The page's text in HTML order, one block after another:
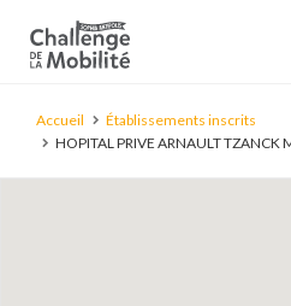
Accueil
Établissements inscrits
HOPITAL PRIVE ARNAULT TZANCK